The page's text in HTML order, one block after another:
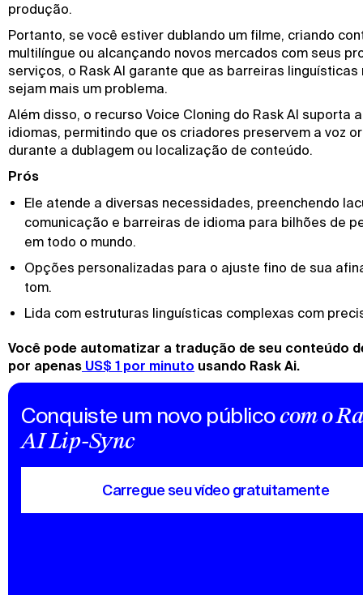
produção.
Portanto, se você estiver dublando um filme, criando
multilíngue ou alcançando novos mercados com seus
serviços, o Rask AI garante que as barreiras linguísticas
sejam mais um problema.
Além disso, o recurso Voice Cloning do Rask AI suporta
idiomas, permitindo que os criadores preservem a voz
durante a dublagem ou localização de conteúdo.
Prós
Ele atende a diversas necessidades, preenchendo
comunicação e barreiras de idioma para bilhões de
em todo o mundo.
Opções personalizadas para o ajuste fino de sua
tom.
Lida com estruturas linguísticas complexas com
Você pode automatizar a tradução de seu conteúdo
por apenas US$ 1 por minuto usando Rask Ai.
Conquiste um novo públicocom o
AI Lip-Sync
Carregue seu vídeo gratuitamente